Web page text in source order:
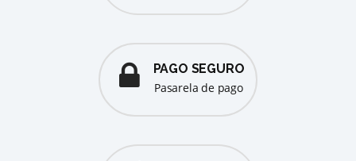
PAGO SEGURO
pasarela de pago